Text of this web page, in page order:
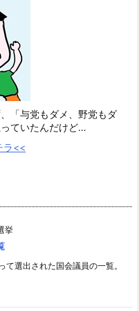
「与党もダメ、野党もダ
ていたんだけど…
ラ<<
挙
て選出された国会議員の一覧。